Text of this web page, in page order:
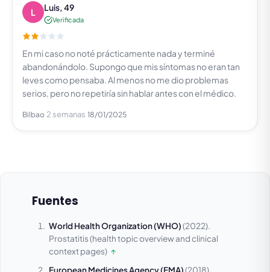
L Luis, 49
Verificada
En mi caso no noté prácticamente nada y terminé
abandonándolo. Supongo que mis síntomas no eran tan
leves como pensaba. Al menos no me dio problemas
serios, pero no repetiría sin hablar antes con el médico.
Bilbao 2 semanas 18/01/2025
Fuentes
World Health Organization (WHO)(2022).
Prostatitis (health topic overview and clinical
context pages) ↑